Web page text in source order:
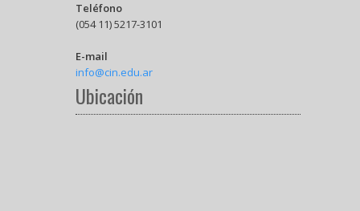
Teléfono
(054 11) 5217-3101
E-mail
info@cin.edu.ar
Ubicación